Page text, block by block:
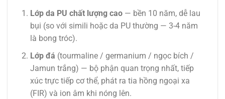
Lớp da PU chất lượng cao— bền 10 năm, dễ lau
bụi (so với simili hoặc da PU thường — 3-4 năm
là bong tróc).
Lớp đá (tourmaline / germanium / ngọc bích /
Jamun trắng) — bộ phận quan trọng nhất, tiếp
xúc trực tiếp cơ thể, phát ra tia hồng ngoại xa
(FIR) và ion âm khi nóng lên.